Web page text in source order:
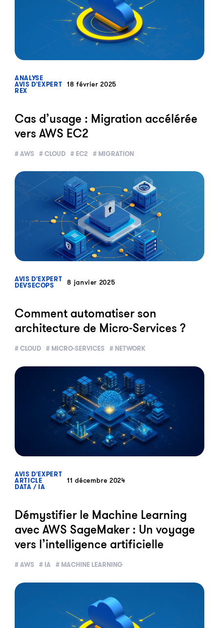
ANALYSE
AVIS D'EXPERT
REX
18 février 2025
Cas d’usage : Migration accélérée
vers AWS EC2
# AWS # CLOUD # EC2 # MIGRATION
AVIS D'EXPERT
DEVSECOPS 8 janvier 2025
Comment automatiser son
architecture de Micro-Services ?
# CLOUD # MICRO-SERVICES # NETWORK
AVIS D'EXPERT
ARTICLE
DATA / IA
11 décembre 2024
Démystifier le Machine Learning
avec AWS SageMaker : Un voyage
vers l’intelligence artificielle
# AWS # IA # MACHINE LEARNING